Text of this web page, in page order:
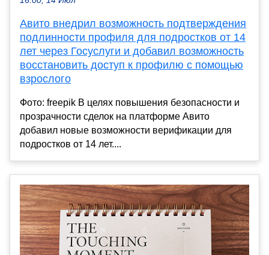
Авито внедрил возможность подтверждения
подлинности профиля для подростков от 14
лет через Госуслуги и добавил возможность
восстановить доступ к профилю с помощью
взрослого
Фото: freepik В целях повышения безопасности и
прозрачности сделок на платформе Авито
добавил новые возможности верификации для
подростков от 14 лет....